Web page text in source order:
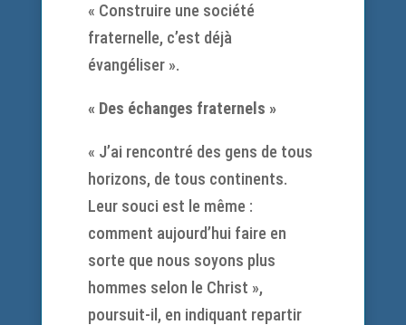
« Construire une société
fraternelle, c’est déjà
évangéliser ».
« Des échanges fraternels »
« J’ai rencontré des gens de tous
horizons, de tous continents.
Leur souci est le même :
comment aujourd’hui faire en
sorte que nous soyons plus
hommes selon le Christ »,
poursuit-il, en indiquant repartir